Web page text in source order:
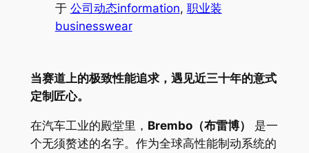
于 公司动态information, 职业装
businesswear
当赛道上的极致性能追求，遇见近三十年的意式
定制匠心。
在汽车工业的殿堂里， Brembo（布雷博）
是一
个无须赘述的名字。作为全球高性能制动系统的